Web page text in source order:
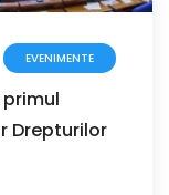
EVENIMENTE
Drepturilor